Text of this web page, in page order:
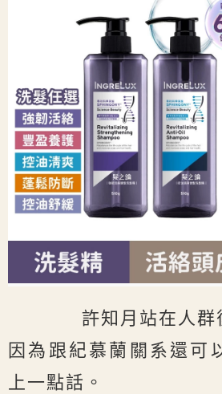
許知月站在人群
因為跟紀慕蘭關系還可
上一點話。